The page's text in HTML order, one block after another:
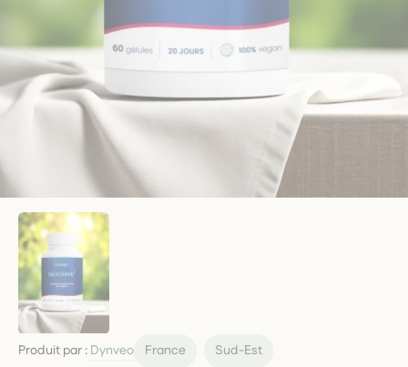
Produit par : Dynveo France Sud-Est